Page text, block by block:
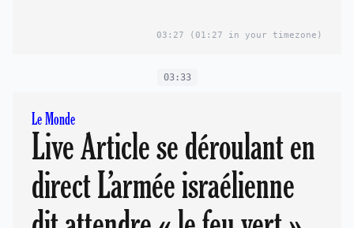
03:27 (01:27 in your timezone)
03:33
Le Monde
Live Article se déroulant en
direct L’armée israélienne